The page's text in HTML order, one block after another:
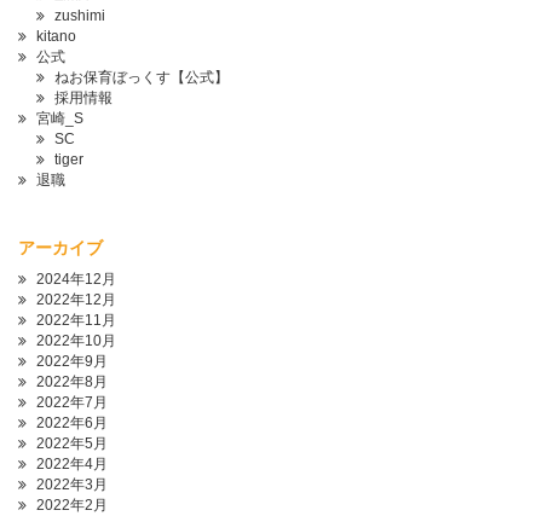
zushimi
kitano
公式
ねお保育ぼっくす【公式】
採用情報
宮崎_S
SC
tiger
退職
アーカイブ
2024年12月
2022年12月
2022年11月
2022年10月
2022年9月
2022年8月
2022年7月
2022年6月
2022年5月
2022年4月
2022年3月
2022年2月